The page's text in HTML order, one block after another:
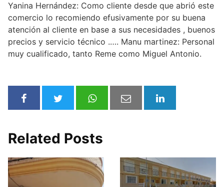
Yanina Hernández: Como cliente desde que abrió este
comercio lo recomiendo efusivamente por su buena
atención al cliente en base a sus necesidades , buenos
precios y servicio técnico .…. Manu martinez: Personal
muy cualificado, tanto Reme como Miguel Antonio.
Related Posts